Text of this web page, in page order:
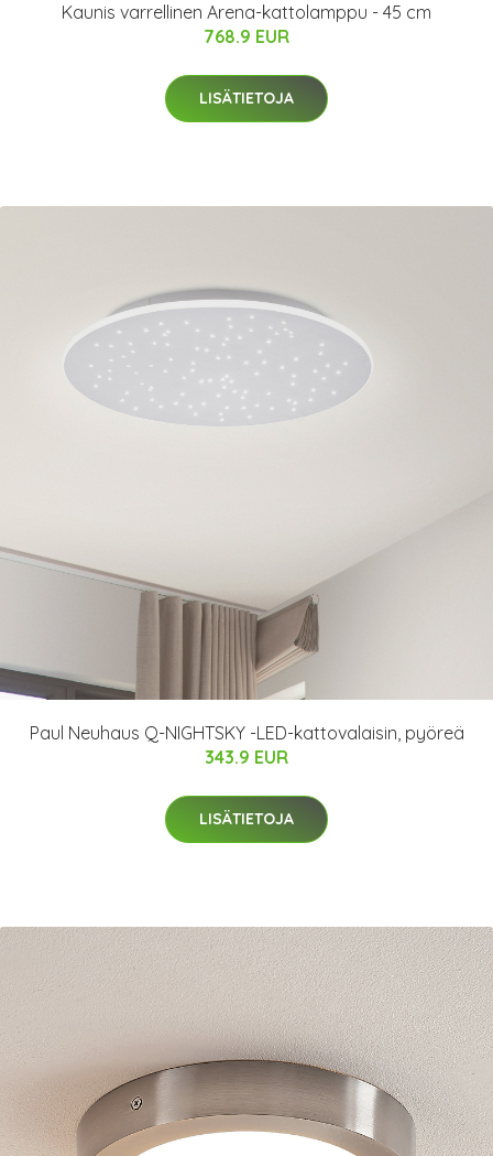
Kaunis varrellinen Arena-kattolamppu - 45 cm
768.9 EUR
LISÄTIETOJA
Paul Neuhaus Q-NIGHTSKY -LED-kattovalaisin, pyöreä
343.9 EUR
LISÄTIETOJA